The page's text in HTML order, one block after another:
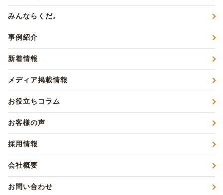
みんならくだ。
事例紹介
新着情報
メディア掲載情報
お役立ちコラム
お客様の声
採用情報
会社概要
お問い合わせ